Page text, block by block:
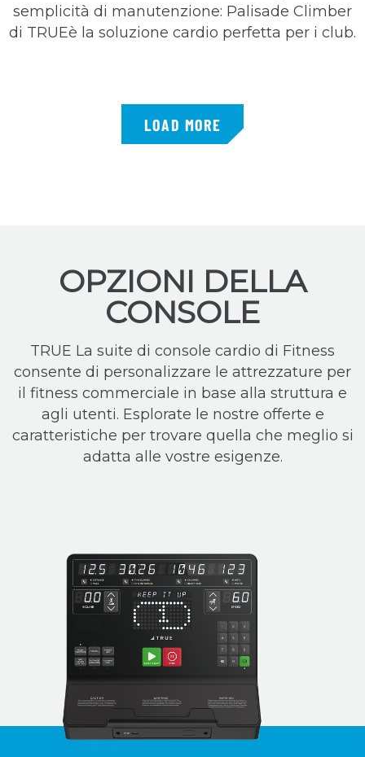
semplicità di manutenzione: Palisade Climber
di TRUEè la soluzione cardio perfetta per i club.
LOAD MORE
OPZIONI DELLA
CONSOLE
TRUE La suite di console cardio di Fitness
consente di personalizzare le attrezzature per
il fitness commerciale in base alla struttura e
agli utenti. Esplorate le nostre offerte e
caratteristiche per trovare quella che meglio si
adatta alle vostre esigenze.